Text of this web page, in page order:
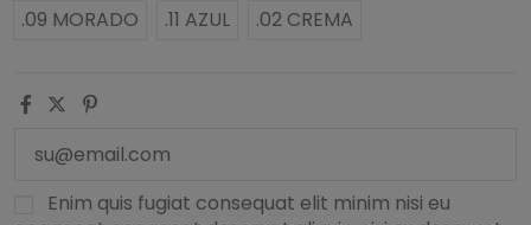
.09 MORADO
.11 AZUL .02 CREMA
Enim quis fugiat consequat elit minim nisi eu